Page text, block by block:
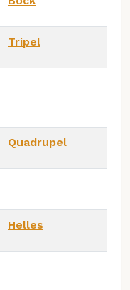
Tripel
Quadrupel
Helles